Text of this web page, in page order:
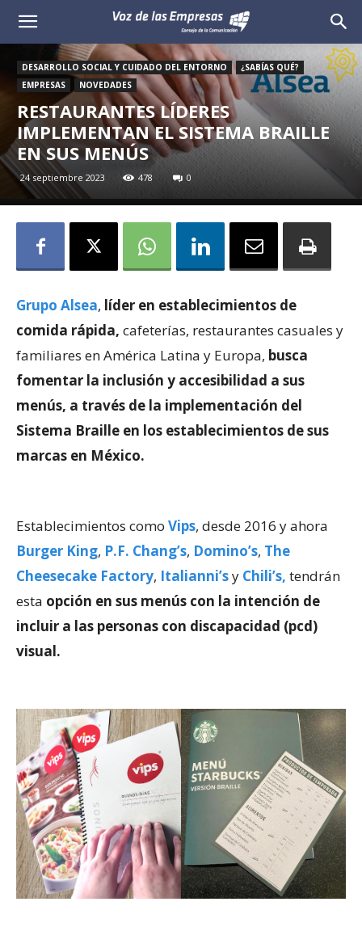
Voz
Empresas
DESARROLLO SOCIAL Y CUIDADO DEL ENTORNO
¿SABÍAS QUÉ?
EMPRESAS
NOVEDADES
RESTAURANTES LÍDERES
IMPLEMENTAN EL SISTEMA BRAILLE
EN SUS MENÚS
24 septiembre 2023 478 0
Grupo Alsea, líder en establecimientos de
comida rápida, cafeterías, restaurantes casuales y
familiares en América Latina y Europa, busca
fomentar la inclusión y accesibilidad a sus
menús, a través de la implementación del
Sistema Braille en los establecimientos de sus
marcas en México.
Establecimientos como Vips, desde 2016 y ahora
Burger King, P.F. Chang’s, Domino’s, The
Cheesecake Factory, Italianni’sy Chili’s, tendrán
esta opción en sus menús con la intención de
incluir a las personas con discapacidad (pcd)
visual.